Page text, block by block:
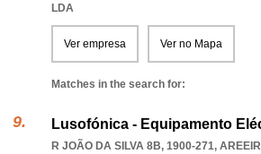
LDA
Ver empresa Ver no Mapa
Matches in the search for:
Lusofónica - Equipamento
R JOÃO DA SILVA 8B, 1900-271,